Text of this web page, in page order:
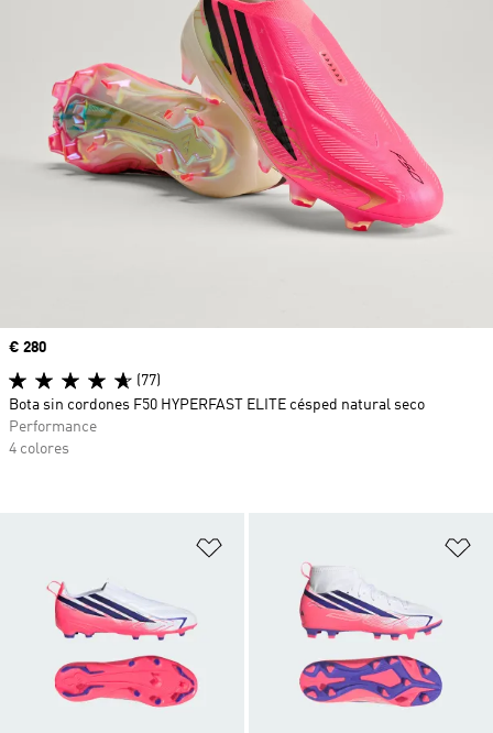
Precio
€ 280
(77)
Bota sin cordones F50 HYPERFAST ELITE césped natural seco
Performance
4 colores